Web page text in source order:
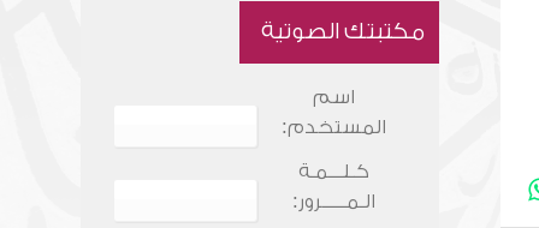
مكتبتك الصوتية
اسم
المستخدم:
كـلـــمـة
الـمـــــرور: